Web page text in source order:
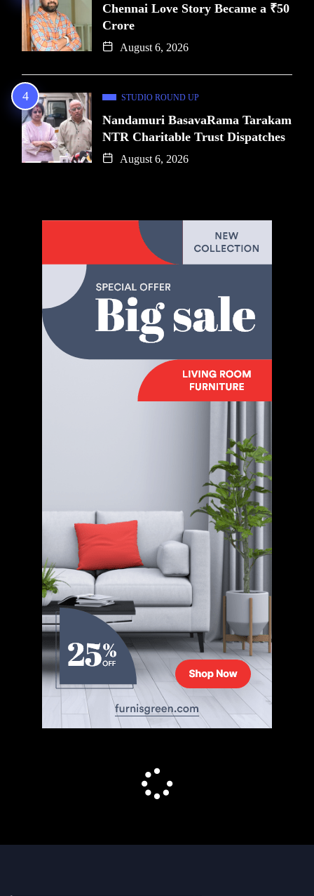
Chennai Love Story Became a ₹50
Crore
August 6, 2026
STUDIO ROUND UP
Nandamuri BasavaRama Tarakam
NTR Charitable Trust Dispatches
August 6, 2026